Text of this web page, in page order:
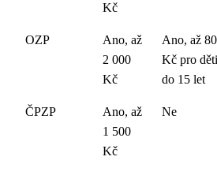
Kč
OZP
Ano, až
2 000
Kč
Ano, až
Kč pro děti
do 15 let
ČPZP
Ano, až
1 500
Kč
Ne